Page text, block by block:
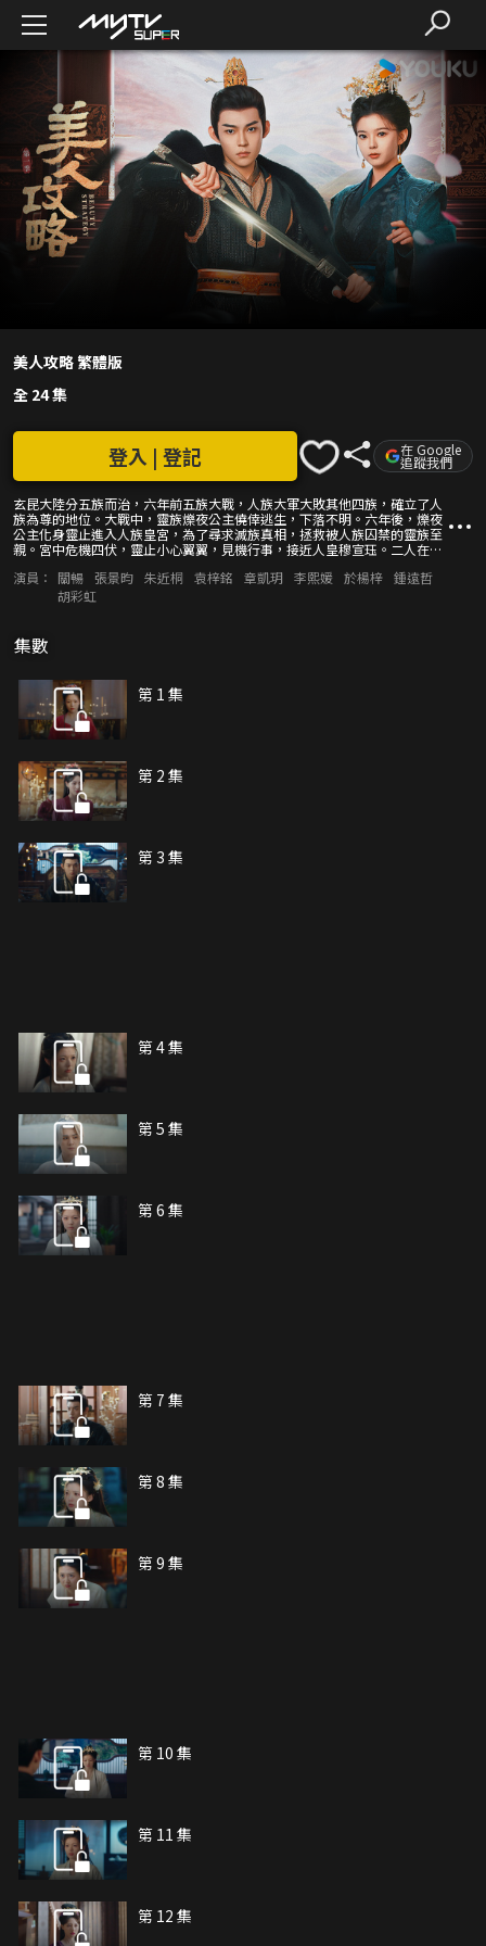
美人攻略 繁體版
全 24 集
玄昆大陸分五族而治，六年前五族大戰，人族大軍大敗其他四族，確立了人
族為尊的地位。大戰中，靈族爍夜公主僥倖逃生，下落不明。六年後，爍夜
公主化身靈止進入人族皇宮，為了尋求滅族真相，拯救被人族囚禁的靈族至
親。宮中危機四伏，靈止小心翼翼，見機行事，接近人皇穆宣珏。二人在互
聯手打敗反派，實現了五族和平，和諧相處的目標。
登入 | 登記 在 Google
追蹤我們
演員： 關暢 張景昀 朱近桐 袁梓銘 章凱玥 李熙媛 於楊梓 鍾遠哲
胡彩虹
集數
第 1 集
第 2 集
第 3 集
第 4 集
第 5 集
第 6 集
第 7 集
第 8 集
第 9 集
第 10 集
第 11 集
第 12 集